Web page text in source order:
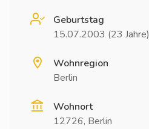
Geburtstag
15.07.2003 (23 Jahre)
Wohnregion
Berlin
Wohnort
12726, Berlin